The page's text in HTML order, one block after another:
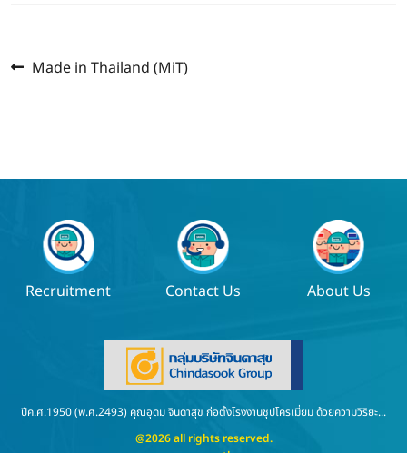
แนะแนว
Previous
Made in Thailand (MiT)
Recruitment Contact Us About Us
ปีค.ศ.1950 (พ.ศ.2493) คุณอุดม จินดาสุข ก่อตั้งโรงงานชุปโครเมี่ยม ด้วยความวิริยะ...
@2026 all rights reserved.